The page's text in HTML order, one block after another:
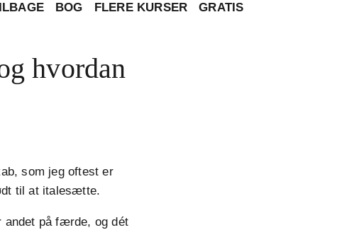
BOG FLERE KURSER GRATIS
hvordan
som jeg oftest er
til at italesætte.
andet på færde, og dét